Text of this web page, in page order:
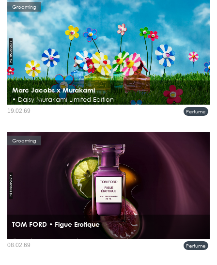
Marc Jacobs x Murakami
• Daisy Murakami Limited Edition
Daisy Marc Jacobs Murakami Limited Edition 4 สี 4 กลิ่น คอลเลกชันสุดลิมิเต็ดที่
เต็มเปี่ยมไปด้วยความขี้เล่น จินตนาการ และความโดดเด่น พร้อมพาก้าวเข้าสู่โลก
Grooming
Perfume
19.02.69
TOM FORD • Figue Erotique
น้ำหอมที่น่าสนใจ ไม่ได้เล่าเรื่องแค่ “กลิ่น” แต่เล่าเรื่อง “ช่วงเวลา” และ TOM FORD
Figue Érotique คือหนึ่งในนั้น กลิ่นนี้ไม่ได้พาเราไปถึงความสุกเต็มที่ทันที แต่เลือกหยุด
Grooming
Perfume
08.02.69